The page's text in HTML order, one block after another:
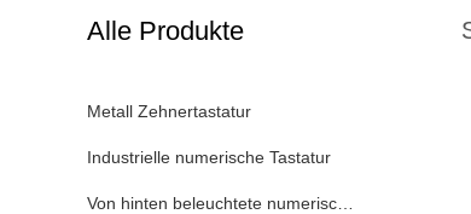
Alle Produkte
Metall Zehnertastatur
Industrielle numerische Tastatur
Von hinten beleuchtete numerische Tastatur